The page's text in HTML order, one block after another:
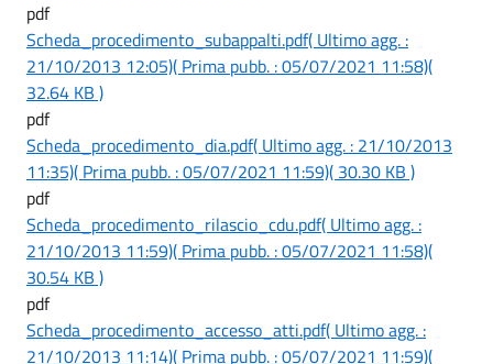
pdf
Scheda_procedimento_subappalti.pdf( Ultimo agg. :
21/10/2013 12:05)( Prima pubb. : 05/07/2021 11:58)(
32.64 KB )
pdf
Scheda_procedimento_dia.pdf( Ultimo agg. : 21/10/2013
11:35)( Prima pubb. : 05/07/2021 11:59)( 30.30 KB )
pdf
Scheda_procedimento_rilascio_cdu.pdf( Ultimo agg. :
21/10/2013 11:59)( Prima pubb. : 05/07/2021 11:58)(
30.54 KB )
pdf
Scheda_procedimento_accesso_atti.pdf( Ultimo agg. :
21/10/2013 11:14)( Prima pubb. : 05/07/2021 11:59)(